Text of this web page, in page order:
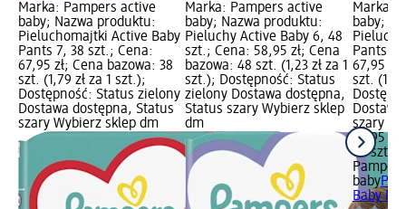
Marka: Pampers active
baby; Nazwa produktu:
Pieluchomajtki Active Baby
Pants 7, 38 szt.; Cena:
67,95 zł; Cena bazowa: 38
szt. (1,79 zł za 1 szt.);
Dostępność: Status zielony
Dostawa dostępna, Status
szary Wybierz sklep dm
Marka: Pampers active
baby; Nazwa produktu:
Pieluchy Active Baby 6, 48
szt.; Cena: 58,95 zł; Cena
bazowa: 48 szt. (1,23 zł za 1
szt.); Dostępność: Status
zielony Dostawa dostępna,
Status szary Wybierz sklep
dm
Marka:
baby;
Pants 3,
67,95
szt.
szary
67,95 zł
62 szt.
baby
Baby